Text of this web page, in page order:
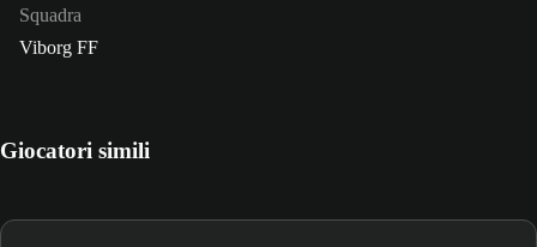
Squadra
Viborg FF
Giocatori simili